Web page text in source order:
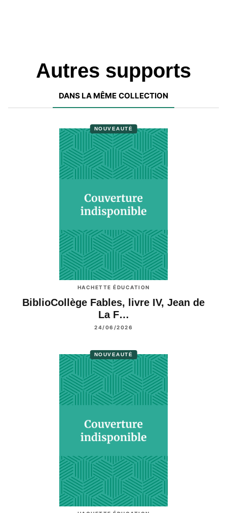
Autres supports
DANS LA MÊME COLLECTION
NOUVEAUTÉ
HACHETTE ÉDUCATION
BiblioCollège Fables, livre IV, Jean de
La F…
24/06/2026
NOUVEAUTÉ